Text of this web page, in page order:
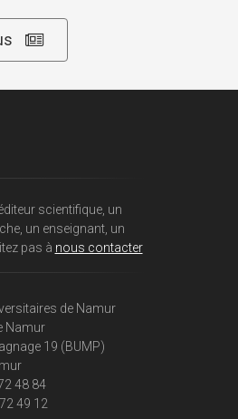
scientifique, un
un enseignant, un
pas à nous contacter
de Namur
Namur
19 (BUMP)
48 84
49 12